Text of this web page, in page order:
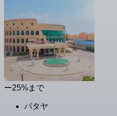
ー25%まで
パタヤ